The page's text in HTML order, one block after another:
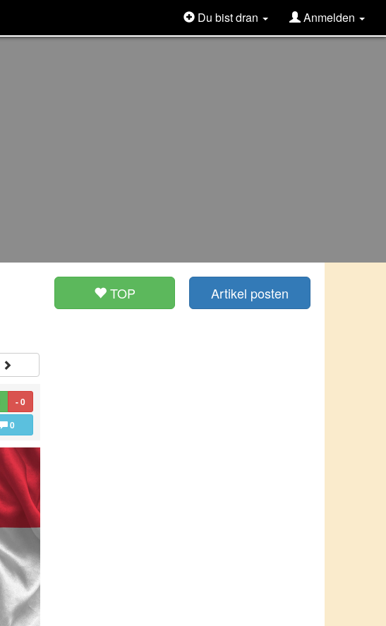
Du bist dran Anmelden
- 0
0
TOP Artikel posten